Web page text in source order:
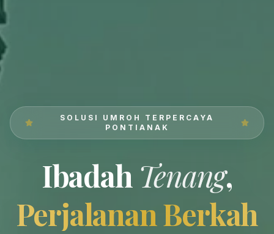
SOLUSI UMROH TERPERCAYA
PONTIANAK
Ibadah Tenang,
Perjalanan Berkah